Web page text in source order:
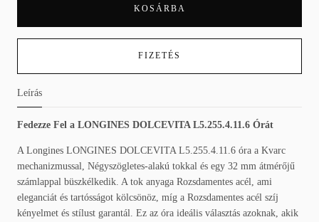
KOSÁRBA
FIZETÉS
Leírás
Fedezze Fel a LONGINES DOLCEVITA L5.255.4.11.6 Órát
A Longines LONGINES DOLCEVITA L5.255.4.11.6 óra a Kvarc
mechanizmussal, Négyszögletes-alakú tokkal és egy 32 mm átmérőjű
számlappal büszkélkedik. A tok anyaga Rozsdamentes acél, ami
eleganciát és tartósságot kölcsönöz, míg a Rozsdamentes acél szíj
kényelmet és stílust garantál. Ez az óra ideális választás azoknak, akik